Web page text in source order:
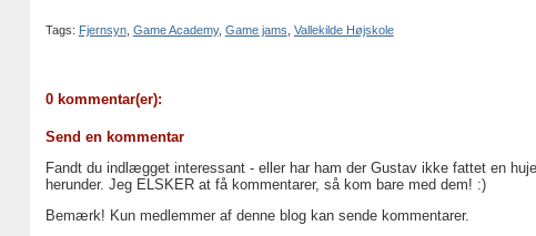
Tags: Fjernsyn, Game Academy, Game jams, Vallekilde Højskole
0 kommentar(er):
Send en kommentar
Fandt du indlægget interessant - eller har ham der Gustav ikke fattet en
herunder. Jeg ELSKER at få kommentarer, så kom bare med dem! :)
Bemærk! Kun medlemmer af denne blog kan sende kommentarer.